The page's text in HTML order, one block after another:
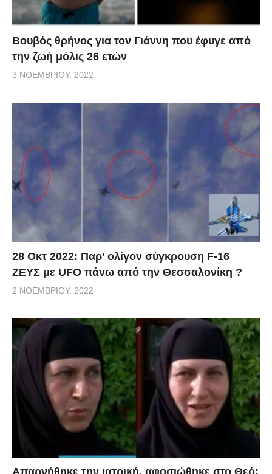
Βουβός θρήνος για τον Γιάννη που έφυγε από
την ζωή μόλις 26 ετών
3 ΝΟΕΜΒΡΊΟΥ, 2022
28 Οκτ 2022: Παρ’ ολίγον σύγκρουση F-16
ΖΕΥΣ με UFO πάνω από την Θεσσαλονίκη ?
2 ΝΟΕΜΒΡΊΟΥ, 2022